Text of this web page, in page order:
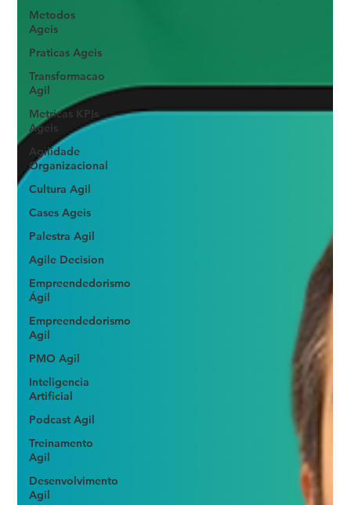
Metodos
Ageis
Praticas Ageis
Transformacao
Agil
Metricas KPIs
Ageis
Agilidade
Organizacional
Cultura Agil
Cases Ageis
Palestra Agil
Agile Decision
Empreendedorismo
Ágil
Empreendedorismo
Agil
PMO Agil
Inteligencia
Artificial
Podcast Agil
Treinamento
Agil
Desenvolvimento
Agil